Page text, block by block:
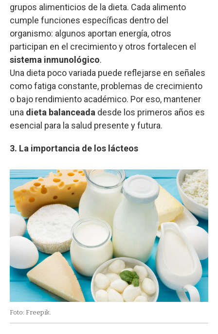
grupos alimenticios de la dieta. Cada alimento
cumple funciones específicas dentro del
organismo: algunos aportan energía, otros
participan en el crecimiento y otros fortalecen el
sistema inmunológico.
Una dieta poco variada puede reflejarse en señales
como fatiga constante, problemas de crecimiento
o bajo rendimiento académico. Por eso, mantener
una dieta balanceada desde los primeros años es
esencial para la salud presente y futura.
3. La importancia de los lácteos
Foto: Freepik.